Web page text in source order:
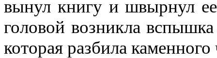
вынул книгу и швырнул
головой возникла
которая разбила